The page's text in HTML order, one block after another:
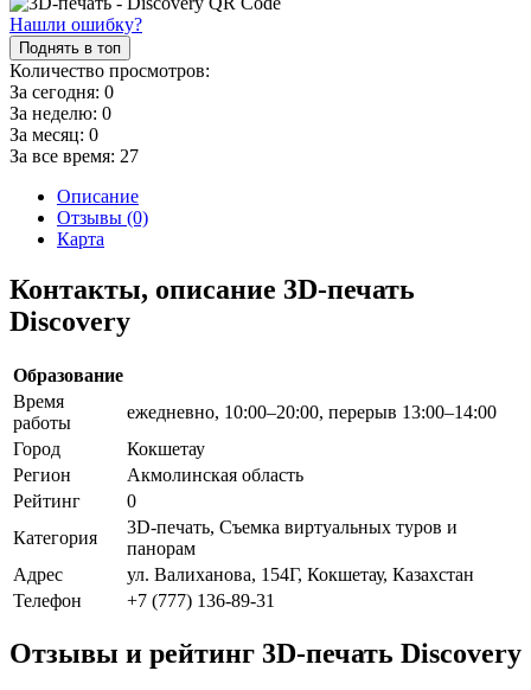
Нашли ошибку?
Поднять в топ
Количество просмотров:
За сегодня: 0
За неделю: 0
За месяц: 0
За все время: 27
Описание
Отзывы (0)
Карта
Контакты, описание 3D-печать
Discovery
Образование
Время
работы
ежедневно, 10:00–20:00, перерыв 13:00–14:00
Город
Кокшетау
Регион
Акмолинская область
Рейтинг
0
Категория
3D-печать, Съемка виртуальных туров и
панорам
Адрес
ул. Валиханова, 154Г, Кокшетау, Казахстан
Телефон
+7 (777) 136-89-31
Отзывы и рейтинг 3D-печать Discovery